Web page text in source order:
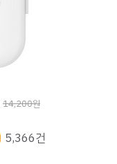
14,200원
5,366건